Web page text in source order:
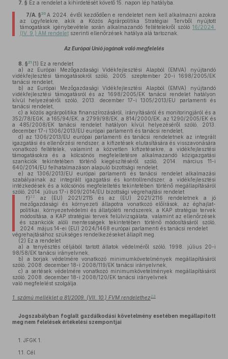
7. § Ez a rendelet a kihirdetését követő 15. napon lép hatályba.
7/A. §20 A 2024. évtől kezdődően e rendeletet nem kell alkalmazni azokra
az ügyfelekre, akik a Közös Agrárpolitika Stratégiai Tervből nyújtott
támogatások igénybevétele során alkalmazandó feltételekről szóló 16/2024.
(IV. 9.) AM rendeletszerinti ellenőrzések hatálya alá tartoznak.
Az Európai Unió jogának való megfelelés
8. §21 (1) Ez a rendelet
a) az Európai Mezőgazdasági Vidékfejlesztési Alapból (EMVA) nyújtandó
vidékfejlesztési támogatásokról szóló, 2005. szeptember 20-i 1698/2005/EK
tanácsi rendelet,
b) az Európai Mezőgazdasági Vidékfejlesztési Alapból (EMVA) nyújtandó
vidékfejlesztési támogatásról és az 1698/2005/EK tanácsi rendelet hatályon
kívül helyezéséről szóló, 2013. december 17-i 1305/2013/EU parlamenti és
tanácsi rendelet,
c) a közös agrárpolitika finanszírozásáról, irányításáról és monitoringjáról és a
352/78/EGK, a 165/94/EK, a 2799/98/EK, a 814/2000/EK, az 1290/2005/EK és
a 485/2008/EK tanácsi rendelet hatályon kívül helyezéséről szóló, 2013.
december 17-i 1306/2013/EU európai parlamenti és tanácsi rendelet,
d) az 1306/2013/EU európai parlamenti és tanácsi rendeletnek az integrált
igazgatási és ellenőrzési rendszer, a kifizetések elutasítására és visszavonására
vonatkozó feltételek, valamint a közvetlen kifizetésekre, a vidékfejlesztési
támogatásokra és a kölcsönös megfeleltetésre alkalmazandó közigazgatási
szankciók tekintetében történő kiegészítéséről szóló, 2014. március 11-i
640/2014/EU felhatalmazáson alapuló bizottsági rendelet,
e) az 1306/2013/EU európai parlamenti és tanácsi rendelet alkalmazási
szabályainak az integrált igazgatási és kontrollrendszer, a vidékfejlesztési
intézkedések és a kölcsönös megfeleltetés tekintetében történő megállapításáról
szóló, 2014. július 17-i 809/2014/EU bizottsági végrehajtási rendelet
f) 22
az (EU) 2021/2115 és az (EU) 2021/2116 rendeletnek a jó
mezőgazdasági és környezeti állapotra vonatkozó előírások, az éghajlat-
politikai, környezetvédelmi és állatjóléti rendszerek, a KAP stratégiai tervek
módosítása, a KAP stratégiai tervek felülvizsgálata, valamint az ellenőrzések
és szankciók alóli mentességek tekintetében történő módosításáról szóló,
2024. május 14-ei (EU) 2024/1468 európai parlamenti és tanácsi rendelet
végrehajtásához szükséges rendelkezéseket állapít meg.
(2) Ez a rendelet
a) a tenyésztés céljából tartott állatok védelméről szóló, 1998. július 20-i
98/58/EK tanácsi irányelvnek,
b) a borjak védelmére vonatkozó minimumkövetelmények megállapításáról
szóló, 2008. december 18-i 2008/119/EK tanácsi irányelvnek,
c) a sertések védelmére vonatkozó minimumkövetelmények megállapításáról
szóló, 2008. december 18-i 2008/120/EK tanácsi irányelvnek
való megfelelést szolgálja.
1. számú melléklet a 81/2009. (VII. 10.) FVM rendelethez 23
Jogszabályban foglalt gazdálkodási követelmény esetében megállapított
meg nem felelések értékelési szempontjai
1. JFGK 1.
1.1. Cél